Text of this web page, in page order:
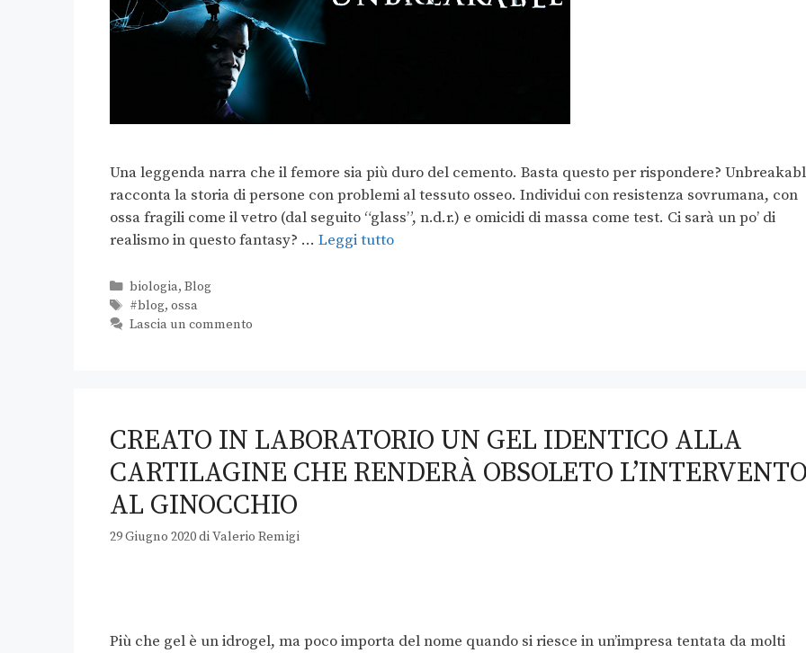
Una leggenda narra che il femore sia più duro del cemento. Basta questo per rispondere?
racconta la storia di persone con problemi al tessuto osseo. Individui con resistenza sovrumana, con
ossa fragili come il vetro (dal seguito “glass”, n.d.r.) e omicidi di massa come test. Ci sarà un po’ di
realismo in questo fantasy? … Leggi tutto
biologia, Blog
#blog, ossa
Lascia un commento
CREATO IN LABORATORIO UN GEL IDENTICO ALLA
CARTILAGINE CHE RENDERÀ OBSOLETO
AL GINOCCHIO
29 Giugno 2020diValerio Remigi
Più che gel è un idrogel, ma poco importa del nome quando si riesce in un’impresa tentata da molti